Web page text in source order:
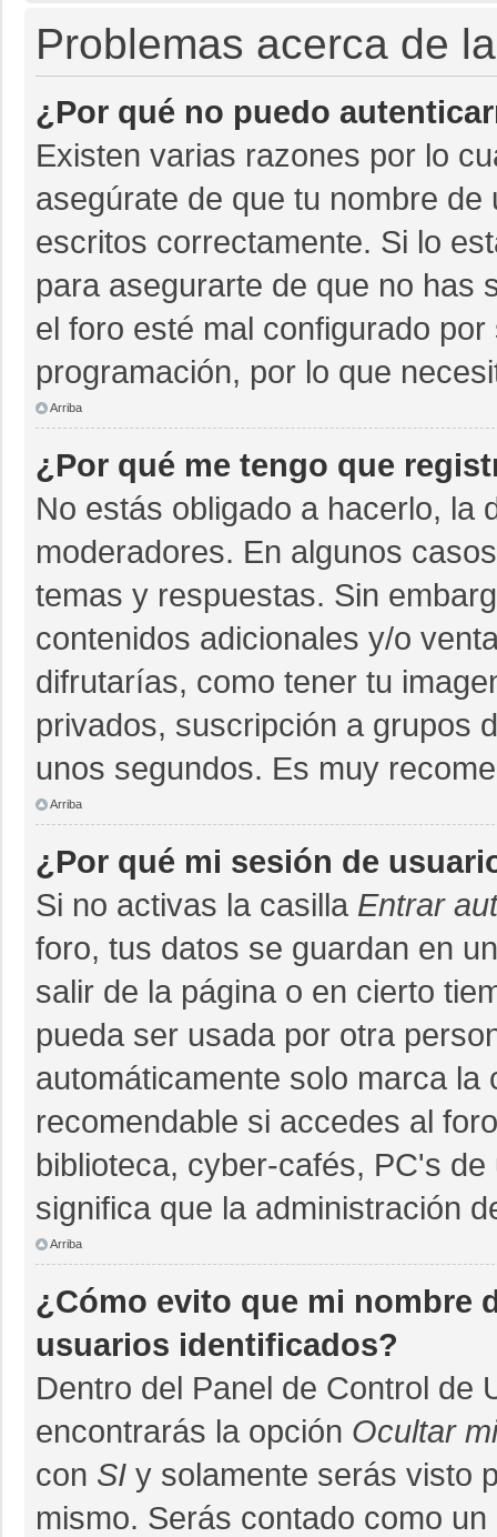
Problemas acerca de
¿Por qué no puedo
Existen varias razones por lo
asegúrate de que tu nombre
escritos correctamente. Si lo
para asegurarte de que no has
el foro esté mal configurado
programación, por lo que
Arriba
¿Por qué me tengo que
No estás obligado a hacerlo, la
moderadores. En algunos
temas y respuestas. Sin
contenidos adicionales y/o
difrutarías, como tener tu
privados, suscripción a grupos
unos segundos. Es muy
Arriba
¿Por qué mi sesión de
Si no activas la casilla Entrar
foro, tus datos se guardan en
salir de la página o en cierto
pueda ser usada por otra
automáticamente solo marca la
recomendable si accedes al
biblioteca, cyber-cafés, PC's
significa que la administración
Arriba
¿Cómo evito que mi nombre
usuarios identificados?
Dentro del Panel de Control de
encontrarás la opción Ocultar
con SI y solamente serás visto
mismo. Serás contado como